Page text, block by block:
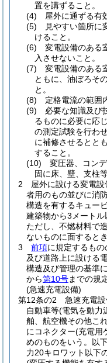
置を講ずること。
(4)
屋外に通ずる有
(5)
見やすい箇所に
けること。
(6)
変電設備のある
入させないこと。
(7)
変電設備のある
ともに、油ぼろそ
と。
(8)
定格電流の範囲
(9)
必要な知識及び
るものに必要に応
の測定試験を行わ
に補修させるとと
すること。
(10)
変圧器、コン
固に床、壁、支柱
2
屋外に設ける変電設
者用のもの並びに消
構造を有するキュー
建築物から3メートル
ただし、不燃材料で
ないものに面すると
3
前項に規定するも
及び道路上に設ける
構造及び管理の基準
から第10号までの規
(急速充電設備)
第12条の2
急速充電
自動車等(電気を動力
舶、航空機その他こ
にコネクター(充電用
めのものをいう。以
力20キロワット以下